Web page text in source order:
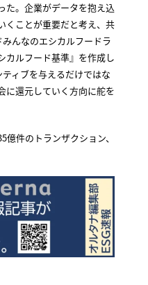
た。企業がデータを抱え込
くことが重要だと考え、共
んなのエシカルフードラ
カルフード基準』を作成し
ィブを与えるだけではな
に還元していく方向に舵を
件のトランザクション、